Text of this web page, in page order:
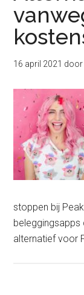
16 april 2021 door
stoppen bij
alternatief voor